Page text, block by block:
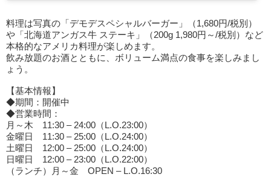
料理は写真の「デモデスペシャルバーガー」（1,680円/税別）
や「北海道アンガス牛 ステーキ」（200g 1,980円～/税別）など
本格的なアメリカ料理が楽しめます。
飲み放題のお酒とともに、ボリューム満点の食事を楽しみまし
ょう。
【基本情報】
◆期間：開催中
◆営業時間：
月～木 11:30 – 24:00（L.O.23:00）
金曜日 11:30 – 25:00（L.O.24:00）
土曜日 12:00 – 25:00（L.O.24:00）
日曜日 12:00 – 23:00（L.O.22:00）
（ランチ）月～金 OPEN – L.O.16:30